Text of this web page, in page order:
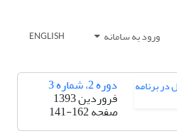
ورود به سامانه ENGLISH
دوره 2، شماره 3
فروردین 1393
صفحه141-162